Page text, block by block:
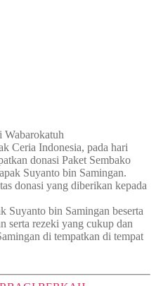
Wabarokatuh
Ceria Indonesia, pada hari
donasi Paket Sembako
Suyanto bin Samingan.
donasi yang diberikan kepada
Suyanto bin Samingan beserta
serta rezeki yang cukup dan
di tempatkan di tempat